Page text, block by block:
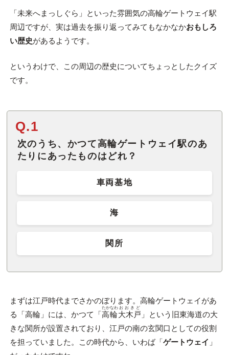
「未来へまっしぐら」といった雰囲気の高輪ゲートウェイ駅
周辺ですが、実は過去を振り返ってみてもなかなかおもしろ
い歴史があるようです。
というわけで、この周辺の歴史についてちょっとしたクイズ
です。
Q.1
次のうち、かつて高輪ゲートウェイ駅のあ
たりにあったものはどれ？
車両基地
海
関所
まずは江戸時代までさかのぼります。高輪ゲートウェイがあ
る「高輪」には、かつて「高輪
たかなわ
大木戸
おおきど
」という旧東海道の大
きな関所が設置されており、江戸の南の玄関口としての役割
を担っていました。この時代から、いわば「ゲートウェイ 」